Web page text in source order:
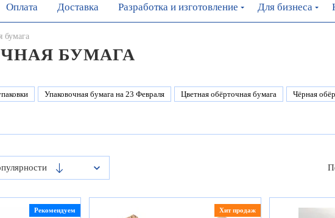
Оплата Доставка Разработка и изготовление Для бизнеса
бумага
БУМАГА
Упаковочная бумага на 23 Февраля Цветная обёрточная бумага Чёрная
Рекомендуем Хит продаж